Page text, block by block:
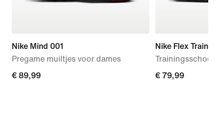
Nike Mind 001
Pregame muiltjes voor dames
€ 89,99
€ 89,99
Nike Flex Train
€ 79,99
€ 79,99